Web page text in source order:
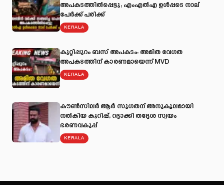
അപകടത്തില്‍പ്പെട്ടു; എംഎല്‍എ ഉള്‍പ്പടെ നാല്
പേര്‍ക്ക് പരിക്ക്
KERALA
കുറ്റിപ്പുറം ബസ് അപകടം: അമിത വേഗത
അപകടത്തിന് കാരണമായെന്ന് MVD
KERALA
കൗൺസിലർ ആർ സുഗതന് അനുകൂലമായി
നല്‍കിയ കുറിപ്പ്; റദ്ദാക്കി തദ്ദേശ സ്വയം
ഭരണവകുപ്പ്
KERALA